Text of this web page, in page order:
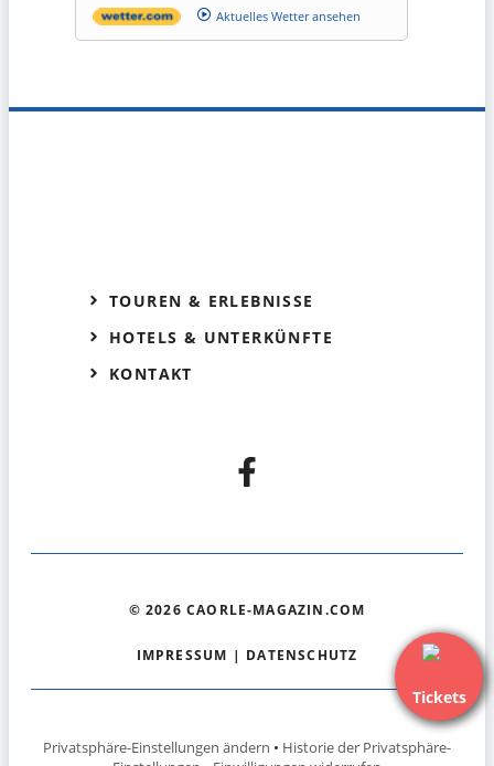
Aktuelles Wetter ansehen
Tickets
TOUREN & ERLEBNISSE
HOTELS & UNTERKÜNFTE
KONTAKT
© 2026 CAORLE-MAGAZIN.COM
IMPRESSUM | DATENSCHUTZ
Privatsphäre-Einstellungen ändern • Historie der Privatsphäre-